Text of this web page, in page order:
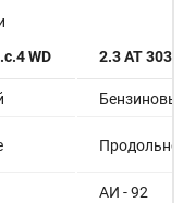
WD 2.3 AT 303
АИ - 92